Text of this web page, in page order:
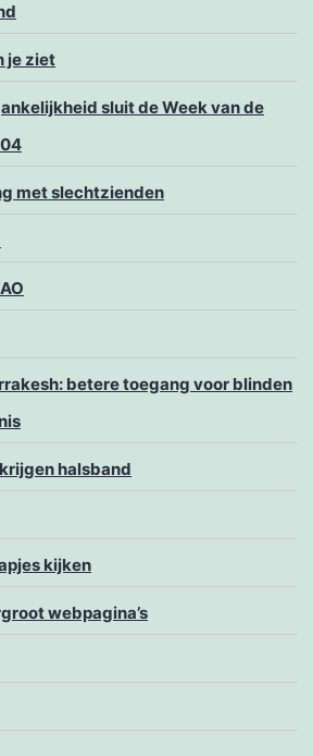
je ziet
sluit de Week van de
met slechtzienden
betere toegang voor blinden
halsband
kijken
webpagina’s